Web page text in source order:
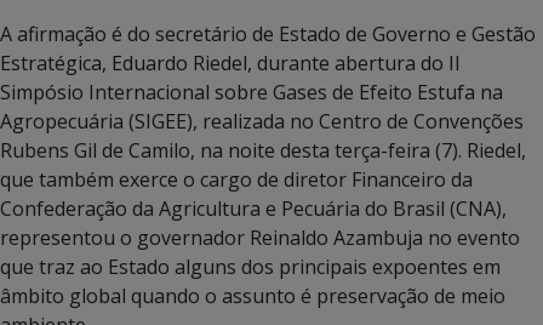
A afirmação é do secretário de Estado de Governo e Gestão
Estratégica, Eduardo Riedel, durante abertura do II
Simpósio Internacional sobre Gases de Efeito Estufa na
Agropecuária (SIGEE), realizada no Centro de Convenções
Rubens Gil de Camilo, na noite desta terça-feira (7). Riedel,
que também exerce o cargo de diretor Financeiro da
Confederação da Agricultura e Pecuária do Brasil (CNA),
representou o governador Reinaldo Azambuja no evento
que traz ao Estado alguns dos principais expoentes em
âmbito global quando o assunto é preservação de meio